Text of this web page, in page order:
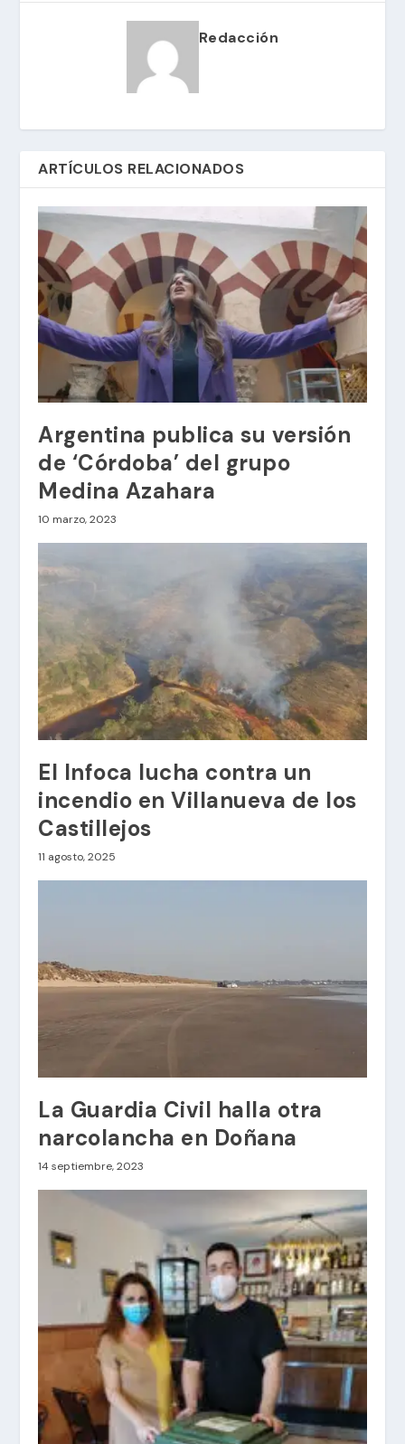
Redacción
ARTÍCULOS RELACIONADOS
Argentina publica su versión
de ‘Córdoba’ del grupo
Medina Azahara
10 marzo, 2023
El Infoca lucha contra un
incendio en Villanueva de los
Castillejos
11 agosto, 2025
La Guardia Civil halla otra
narcolancha en Doñana
14 septiembre, 2023